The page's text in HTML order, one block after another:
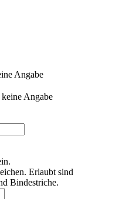
Angabe
keine Angabe
Erlaubt sind
Bindestriche.